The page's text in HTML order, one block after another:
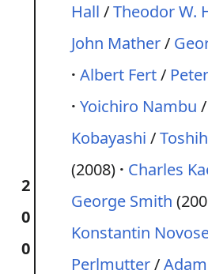
2
0
0
Hall /Theodor W.
John Mather/
Albert Fert/
Yoichiro Nambu /
Kobayashi /
(2008)
Charles
George Smith
Konstantin
Perlmutter/